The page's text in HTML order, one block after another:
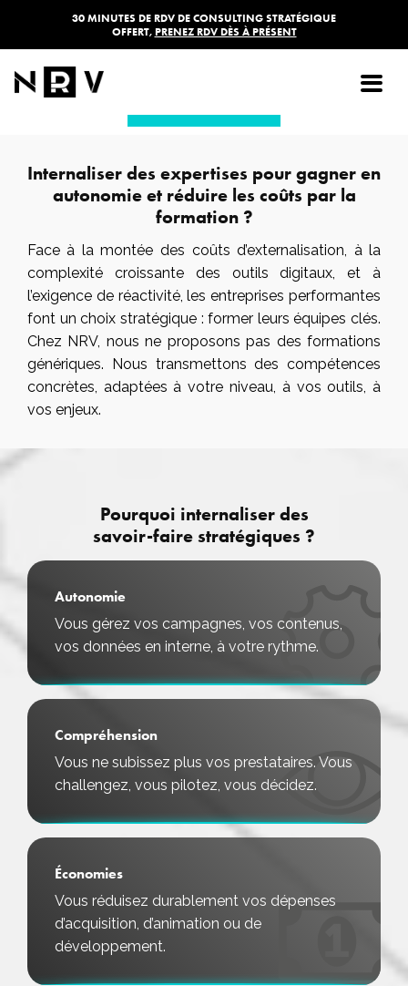
30 MINUTES DE RDV DE CONSULTING STRATÉGIQUE
OFFERT, PRENEZ RDV DÈS À PRÉSENT
Internaliser des expertises pour gagner en
autonomie et réduire les coûts par la
formation ?
Face à la montée des coûts d’externalisation, à la
complexité croissante des outils digitaux, et à
l’exigence de réactivité, les entreprises performantes
font un choix stratégique : former leurs équipes clés.
Chez NRV, nous ne proposons pas des formations
génériques. Nous transmettons des compétences
concrètes, adaptées à votre niveau, à vos outils, à
vos enjeux.
Pourquoi internaliser des
savoir-faire stratégiques ?
Autonomie
Vous gérez vos campagnes, vos contenus,
vos données en interne, à votre rythme.
Compréhension
Vous ne subissez plus vos prestataires. Vous
challengez, vous pilotez, vous décidez.
Économies
Vous réduisez durablement vos dépenses
d’acquisition, d’animation ou de
développement.